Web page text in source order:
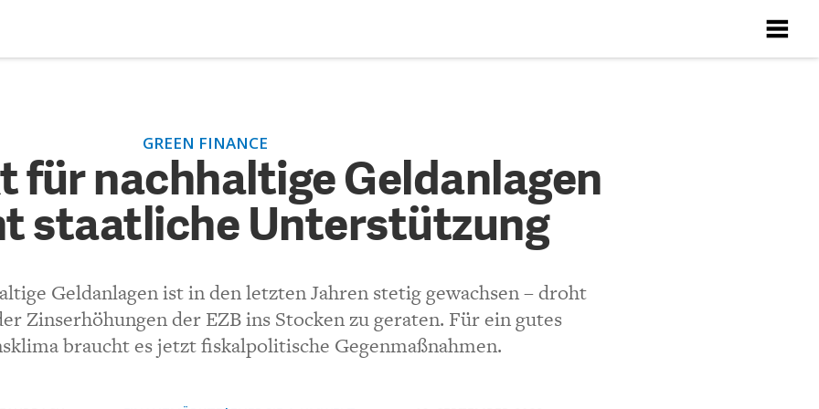
X
ARTIKEL
FEATURES
NEWSLETTER
ÜBER UNS
X
Unser kostenloser Newsletter informiert Sie über unsere neuesten
X
X
GREEN FINANCE
für nachhaltige Geldanlagen
staatliche Unterstützung
Geldanlagen ist in den letzten Jahren stetig gewachsen – droht
Zinserhöhungen der EZB ins Stocken zu geraten. Für ein gutes
braucht es jetzt fiskalpolitische Gegenmaßnahmen.
X
für nachhaltige Geldanlagen
Unterstützung
Richtlinien